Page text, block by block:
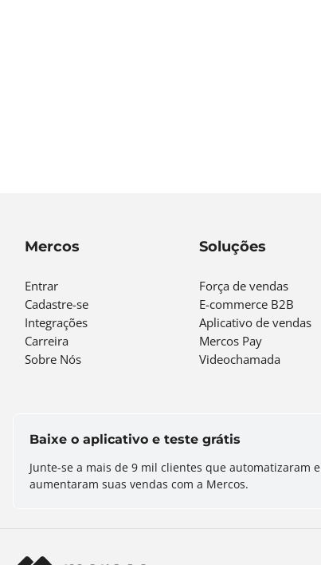
Mercos
Entrar
Cadastre-se
Integrações
Carreira
Sobre Nós
Soluções
Força de vendas
E-commerce B2B
Aplicativo de vendas
Mercos Pay
Videochamada
Baixe o aplicativo e teste grátis
Junte-se a mais de 9 mil clientes que automatizaram e
aumentaram suas vendas com a Mercos.